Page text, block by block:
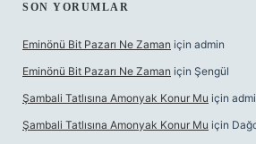
SON YORUMLAR
Eminönü Bit Pazarı Ne Zaman için admin
Eminönü Bit Pazarı Ne Zaman için Şengül
Şambali Tatlısına Amonyak Konur Mu için
Şambali Tatlısına Amonyak Konur Mu için